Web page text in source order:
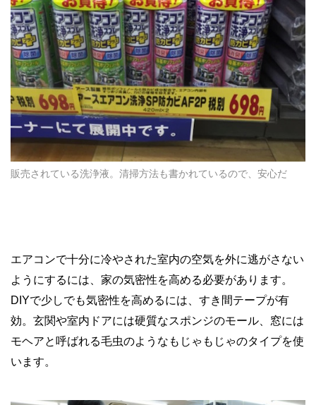
販売されている洗浄液。清掃方法も書かれているので、安心だ
エアコンで十分に冷やされた室内の空気を外に逃がさない
ようにするには、家の気密性を高める必要があります。
DIYで少しでも気密性を高めるには、すき間テープが有
効。玄関や室内ドアには硬質なスポンジのモール、窓には
モヘアと呼ばれる毛虫のようなもじゃもじゃのタイプを使
います。